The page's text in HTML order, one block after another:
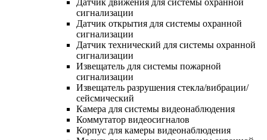
сигнализации
Датчик открытия для системы охранной
сигнализации
Датчик технический для системы охранной
сигнализации
Извещатель для системы пожарной
сигнализации
Извещатель разрушения стекла/вибрации/
сейсмический
Камера для системы видеонаблюдения
Коммутатор видеосигналов
Корпус для камеры видеонаблюдения